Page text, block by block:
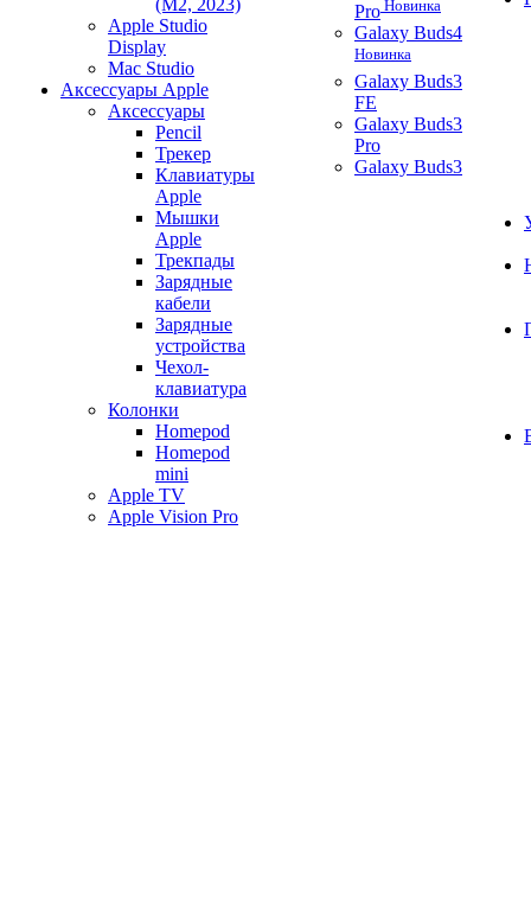
(M2, 2023)
Apple Studio
Display
Mac Studio
Аксессуары Apple
Аксессуары
Pencil
Трекер
Клавиатуры
Apple
Мышки
Apple
Трекпады
Зарядные
кабели
Зарядные
устройства
Чехол-
клавиатура
Колонки
Homepod
Homepod
mini
Apple TV
Apple Vision Pro
Pro Новинка
Galaxy Buds4
Новинка
Galaxy Buds3
FE
Galaxy Buds3
Pro
Galaxy Buds3